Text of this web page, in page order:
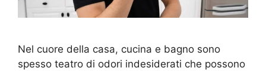
Nel cuore della casa, cucina e bagno sono
spesso teatro di odori indesiderati che possono